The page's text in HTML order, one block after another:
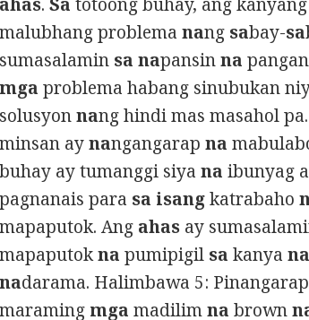
malubhang problemanang sabay-sa
sumasalamin sa napansinna
mga problema habang sinubukan
solusyonnang hindi mas masahol
minsan aynangangarapna
buhay ay tumanggi siyana ibunyag
pagnanais para sa isangkatrabaho
mapaputok. Ang ahas ay
mapaputokna pumipigil sa kanyana
nadarama. Halimbawa 5:
maraming mga madilimna brown